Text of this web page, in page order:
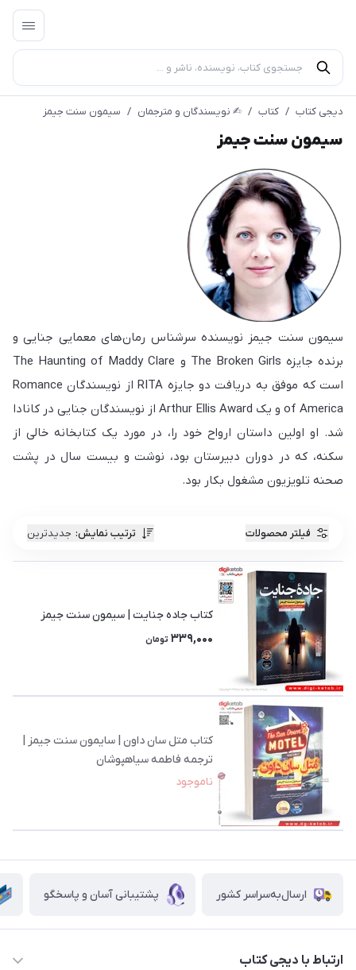
دیجی کتاب / کتاب / ✍︎ نویسندگان و مترجمان / سیمون سنت جیمز
سیمون سنت جیمز
سیمون سنت جیمز نویسنده سرشناس رمان‌های معمایی جنایی و
برنده جایزه The Broken Girls و The Haunting of Maddy Clare
است که موفق به دریافت دو جایزه RITA از نویسندگان Romance
of America و یک Arthur Ellis Award از نویسندگان جنایی در کانادا
شد. او اولین داستان ارواح خود را، در مورد یک کتابخانه خالی از
سکنه، که در دوران دبیرستان بود، نوشت و بیست سال در پشت
صحنه تلویزیون مشغول بکار بود.
فیلتر محصولات ترتیب نمایش: جدیدترین
کتاب جاده جنایت | سیمون سنت جیمز
339,000 تومان
کتاب متل سان داون | سایمون سنت جیمز |
ترجمه فاطمه سیاهپوشان
ناموجود
ارسال‌به‌سراسر کشور پشتیبانی آسان و پاسخگو
ارتباط با دیجی کتاب